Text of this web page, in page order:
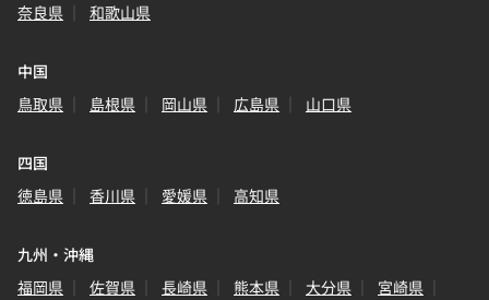
奈良県
和歌山県
中国
鳥取県
島根県 岡山県 広島県 山口県
四国
徳島県
香川県 愛媛県 高知県
九州・沖縄
福岡県
佐賀県 長崎県 熊本県 大分県
宮崎県